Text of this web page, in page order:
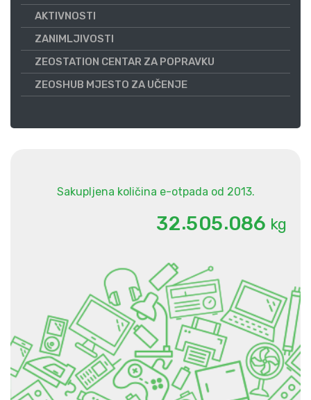
AKTIVNOSTI
ZANIMLJIVOSTI
ZEOSTATION CENTAR ZA POPRAVKU
ZEOSHUB MJESTO ZA UČENJE
Sakupljena količina e-otpada od 2013.
32.505.086 kg